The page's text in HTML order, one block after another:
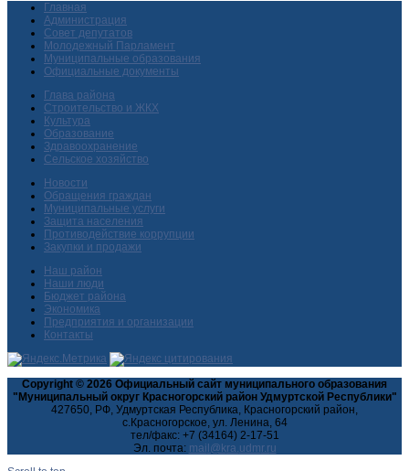
Главная
Администрация
Совет депутатов
Молодежный Парламент
Муниципальные образования
Официальные документы
Глава района
Строительство и ЖКХ
Культура
Образование
Здравоохранение
Сельское хозяйство
Новости
Обращения граждан
Муниципальные услуги
Защита населения
Противодействие коррупции
Закупки и продажи
Наш район
Наши люди
Бюджет района
Экономика
Предприятия и организации
Контакты
Copyright © 2026 Официальный сайт муниципального образования
"Муниципальный округ Красногорский район Удмуртской Республики"
427650, РФ, Удмуртская Республика, Красногорский район,
с.Красногорское, ул. Ленина, 64
тел/факс: +7 (34164) 2-17-51
Эл. почта: